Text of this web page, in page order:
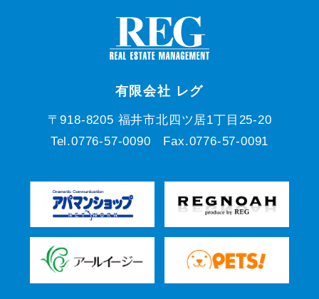
有限会社 レグ
〒918-8205 福井市北四ツ居1丁目25-20
Tel.0776-57-0090 Fax.0776-57-0091